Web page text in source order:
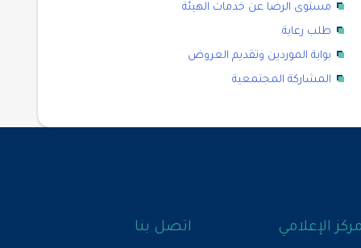
مستوى الرضا عن خدمات الهيئة
طلب رعاية
بوابة الموردين وتقديم العروض
المشاركة المجتمعية
الإعلامي اتصل بنا